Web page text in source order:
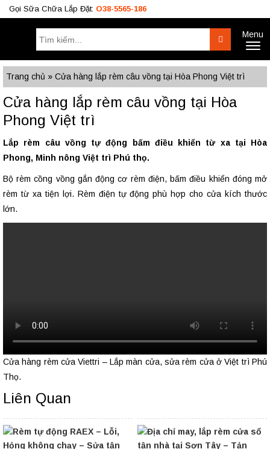
Gọi Sữa Chữa Lắp Đặt: O38-5565-186
Tìm
kiếm:
SearchMenu
Công Trình BÁO GIÁ RÈM Tư Vấn
O38.5565.186
Trang chủ » Cửa hàng lắp rèm câu vồng tại Hòa Phong Việt trì
Cửa hàng lắp rèm câu vồng tại Hòa
Phong Việt trì
Lắp rèm câu vồng tự động bấm điều khiển từ xa tại Hòa
Phong, Minh nông Việt trì Phú thọ.
Bộ rèm cồng vồng gắn động cơ rèm điện, bấm điều khiển đóng mở
rèm từ xa tiện lợi. Rèm điện tự động phù hợp cho cửa kích thước
lớn.
Cửa hàng rèm cửa Viettri – Lắp màn cửa, sửa rèm cửa ở Việt trì Phú
Thọ.
Liên Quan